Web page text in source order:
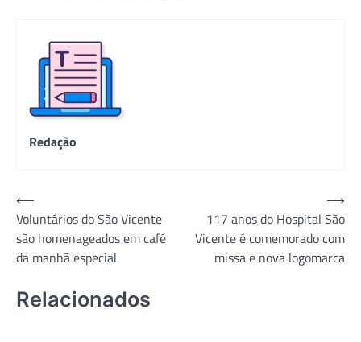
Redação
Navegação
de
Post
⟵
Voluntários do São Vicente
são homenageados em café
da manhã especial
117 anos do Hospital São
Vicente é comemorado com
missa e nova logomarca
⟶
Relacionados